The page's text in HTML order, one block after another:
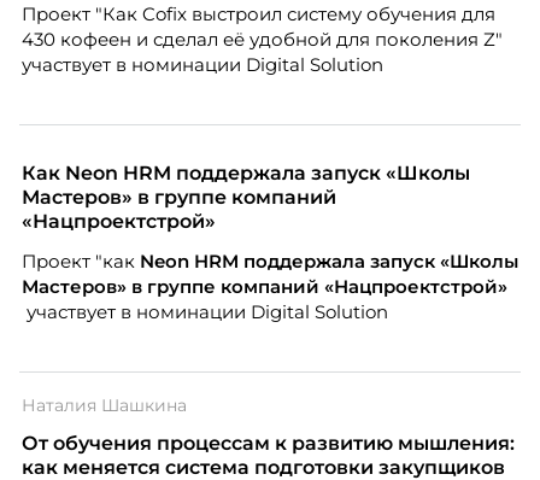
Проект "Как Cofix выстроил систему обучения для
430 кофеен и сделал её удобной для поколения Z"
участвует в номинации Digital Solution
Как Neon HRM поддержала запуск «Школы
Мастеров» в группе компаний
«Нацпроектстрой»
Проект "как Neon HRM поддержала запуск «Школы
Мастеров» в группе компаний «Нацпроектстрой»
участвует в номинации Digital Solution
Наталия Шашкина
От обучения процессам к развитию мышления:
как меняется система подготовки закупщиков